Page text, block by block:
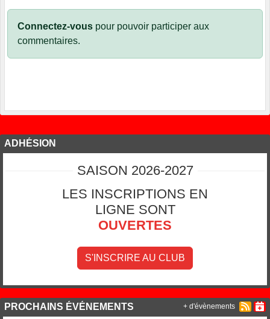
Connectez-vous pour pouvoir participer aux
commentaires.
ADHÉSION
SAISON 2026-2027
LES INSCRIPTIONS EN
LIGNE SONT
OUVERTES
S'INSCRIRE AU CLUB
PROCHAINS ÉVÉNEMENTS + d'évènements